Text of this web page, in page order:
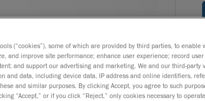
(“cookies”), some of which are provided by third parties, to enable
and improve site performance; enhance user experience; record user
and support our advertising and marketing. We and our third-party
and data, including device data, IP address and online identifiers,
and similar purposes. By clicking Accept, you agree to such
“Accept,” or if you click “Reject,” only cookies necessary to